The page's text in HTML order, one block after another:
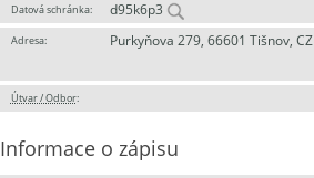
Datová schránka: d95k6p3
Adresa: Purkyňova 279, 66601 Tišnov, CZ
Útvar / Odbor:
Informace o zápisu